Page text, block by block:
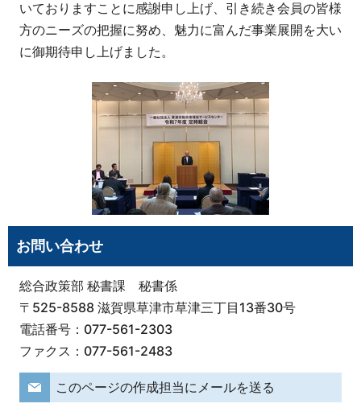
いておりますことに感謝申し上げ、引き続き会員の皆様
方のニーズの把握に努め、魅力に富んだ事業展開を大い
に御期待申し上げました。
お問い合わせ
総合政策部 秘書課 秘書係
〒525-8588 滋賀県草津市草津三丁目13番30号
電話番号：077-561-2303
ファクス：077-561-2483
このページの作成担当にメールを送る